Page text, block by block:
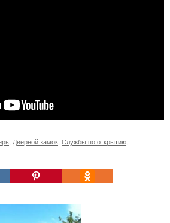
Дверной замок Службы по открытию